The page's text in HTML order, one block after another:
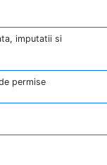
imputatii si
permise